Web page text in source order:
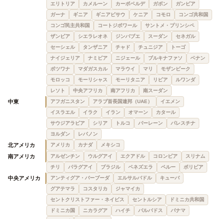
エリトリア
カメルーン カーボベルデ ガボン
ガンビア
ガーナ
ギニア ギニアビサウ ケニア コモロ
コンゴ共和国
コンゴ民主共和国
コートジボワール
サントメ・プリンシペ
ザンビア
シエラレオネ ジンバブエ スーダン
セネガル
セーシェル
タンザニア チャド チュニジア
トーゴ
ナイジェリア
ナミビア ニジェール ブルキナファソ
ベナン
ボツワナ
マダガスカル マラウイ マリ
モザンビーク
モロッコ
モーリシャス モーリタニア リビア
ルワンダ
レソト
中央アフリカ 南アフリカ 南スーダン
中東 アフガニスタン アラブ首長国連邦（UAE）
イエメン
イスラエル
イラク イラン オマーン
カタール
サウジアラビア
シリア トルコ バーレーン
パレスチナ
ヨルダン
レバノン
北アメリカ アメリカ カナダ メキシコ
南アメリカ アルゼンチン ウルグアイ エクアドル コロンビア
スリナム
チリ
パラグアイ ブラジル ベネズエラ ペルー ボリビア
中央アメリカ アンティグア・バーブーダ エルサルバドル
キューバ
グアテマラ
コスタリカ
ジャマイカ
セントクリストファー・ネイビス
セントルシア
ドミニカ共和国
ドミニカ国
ニカラグア ハイチ バルバドス
パナマ